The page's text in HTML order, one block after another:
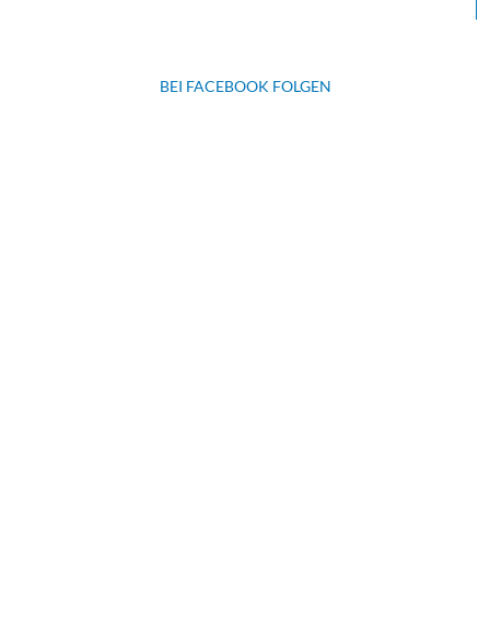
BEI FACEBOOK FOLGEN